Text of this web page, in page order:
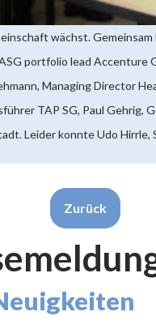
wächst.
portfolio lead
Managing Director
TAP SG, Paul Gehrig,
Leider konnte Udo
Zurück